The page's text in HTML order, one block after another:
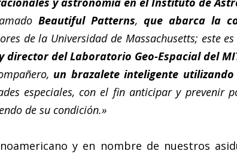
Beautiful Patterns,que abarca la
de la Universidad de Massachusetts; este
director del Laboratorio Geo-Espacial del
un brazalete inteligente
especiales, con el fin anticipar y prevenir
de su condición.»
y en nombre de nuestros